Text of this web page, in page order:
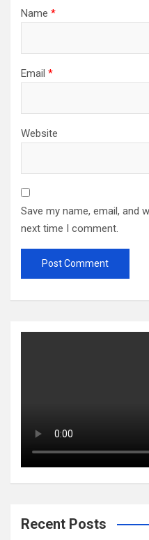
Name *
Email *
Website
Save my name, email, and
next time I comment.
Recent Posts